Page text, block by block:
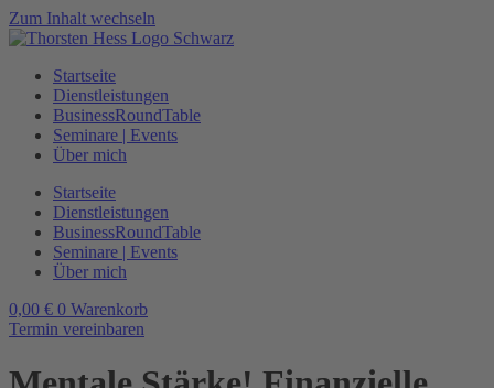
Zum Inhalt wechseln
Startseite
Dienstleistungen
BusinessRoundTable
Seminare | Events
Über mich
Startseite
Dienstleistungen
BusinessRoundTable
Seminare | Events
Über mich
0,00 € 0 Warenkorb
Termin vereinbaren